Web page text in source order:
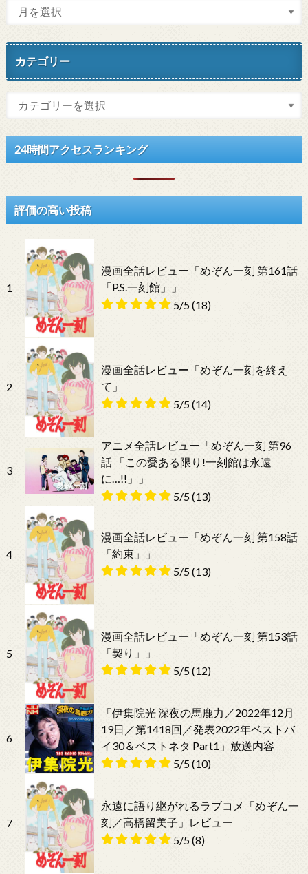
カテゴリー
24時間アクセスランキング
評価の高い投稿
1
漫画全話レビュー「めぞん一刻 第161話
「P.S.一刻館」」
5/5(18)
2
漫画全話レビュー「めぞん一刻を終え
て」
5/5(14)
3
アニメ全話レビュー「めぞん一刻 第96
話 「この愛ある限り!一刻館は永遠
に…!!」」
5/5(13)
4
漫画全話レビュー「めぞん一刻 第158話
「約束」」
5/5(13)
5
漫画全話レビュー「めぞん一刻 第153話
「契り」」
5/5(12)
6
「伊集院光 深夜の馬鹿力／2022年12月
19日／第1418回／発表2022年ベストバ
イ30＆ベストネタ Part1」放送内容
5/5(10)
7
永遠に語り継がれるラブコメ「めぞん一
刻／高橋留美子」レビュー
5/5(8)